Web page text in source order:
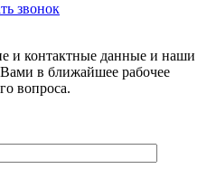
звонок
и контактные данные и наши
в ближайшее рабочее
вопроса.